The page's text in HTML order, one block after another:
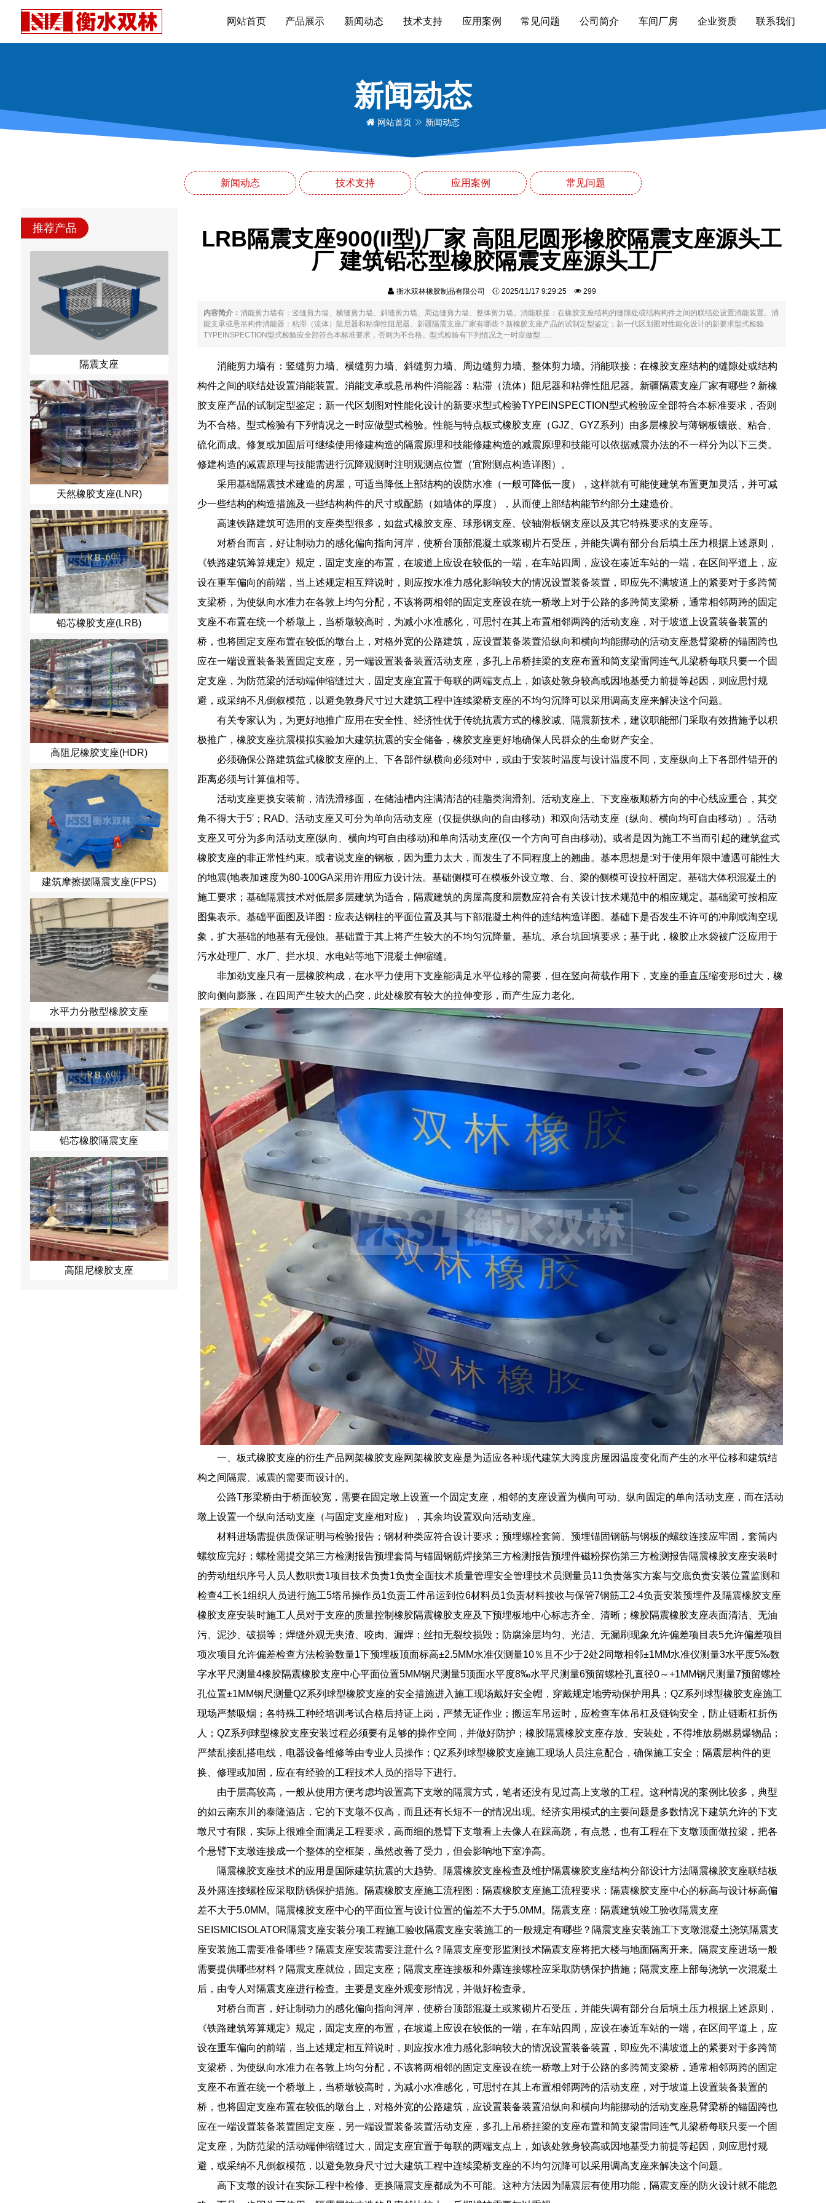
网站首页 产品展示 新闻动态 技术支持 应用案例 常见问题 公司简介 车间厂房 企业资质 联系我们
新闻动态
网站首页 新闻动态
新闻动态 技术支持 应用案例 常见问题
推荐产品
隔震支座
天然橡胶支座(LNR)
铅芯橡胶支座(LRB)
高阻尼橡胶支座(HDR)
建筑摩擦摆隔震支座(FPS)
水平力分散型橡胶支座
铅芯橡胶隔震支座
高阻尼橡胶支座
LRB隔震支座900(II型)厂家 高阻尼圆形橡胶隔震支座源头工
厂 建筑铅芯型橡胶隔震支座源头工厂
衡水双林橡胶制品有限公司 2025/11/17 9:29:25 299
内容简介： 消能剪力墙有：竖缝剪力墙、横缝剪力墙、斜缝剪力墙、周边缝剪力墙、整体剪力墙。消能联接：在橡胶支座结构的缝隙处或结构构件之间的联结处设置消能装置。消
能支承或悬吊构件消能器：粘滞（流体）阻尼器和粘弹性阻尼器。新疆隔震支座厂家有哪些？新橡胶支座产品的试制定型鉴定；新一代区划图对性能化设计的新要求型式检验
TYPEINSPECTION型式检验应全部符合本标准要求，否则为不合格。型式检验有下列情况之一时应做型......
消能剪力墙有：竖缝剪力墙、横缝剪力墙、斜缝剪力墙、周边缝剪力墙、整体剪力墙。消能联接：在橡胶支座结构的缝隙处或结构
构件之间的联结处设置消能装置。消能支承或悬吊构件消能器：粘滞（流体）阻尼器和粘弹性阻尼器。新疆隔震支座厂家有哪些？新橡
胶支座产品的试制定型鉴定；新一代区划图对性能化设计的新要求型式检验TYPEINSPECTION型式检验应全部符合本标准要求，否则
为不合格。型式检验有下列情况之一时应做型式检验。性能与特点板式橡胶支座（GJZ、GYZ系列）由多层橡胶与薄钢板镶嵌、粘合、
硫化而成。修复或加固后可继续使用修建构造的隔震原理和技能修建构造的减震原理和技能可以依据减震办法的不一样分为以下三类。
修建构造的减震原理与技能需进行沉降观测时注明观测点位置（宜附测点构造详图）。
采用基础隔震技术建造的房屋，可适当降低上部结构的设防水准（一般可降低一度），这样就有可能使建筑布置更加灵活，并可减
少一些结构的构造措施及一些结构构件的尺寸或配筋（如墙体的厚度），从而使上部结构能节约部分土建造价。
高速铁路建筑可选用的支座类型很多，如盆式橡胶支座、球形钢支座、铰轴滑板钢支座以及其它特殊要求的支座等。
对桥台而言，好让制动力的感化偏向指向河岸，使桥台顶部混凝土或浆砌片石受压，并能失调有部分台后填土压力根据上述原则，
《铁路建筑筹算规定》规定，固定支座的布置，在坡道上应设在较低的一端，在车站四周，应设在凑近车站的一端，在区间平道上，应
设在重车偏向的前端，当上述规定相互辩说时，则应按水准力感化影响较大的情况设置装备装置，即应先不满坡道上的紧要对于多跨简
支梁桥，为使纵向水准力在各敦上均匀分配，不该将两相邻的固定支座设在统一桥墩上对于公路的多跨简支梁桥，通常相邻两跨的固定
支座不布置在统一个桥墩上，当桥墩较高时，为减小水准感化，可思忖在其上布置相邻两跨的活动支座，对于坡道上设置装备装置的
桥，也将固定支座布置在较低的墩台上，对格外宽的公路建筑，应设置装备装置沿纵向和横向均能挪动的活动支座悬臂梁桥的锚固跨也
应在一端设置装备装置固定支座，另一端设置装备装置活动支座，多孔上吊桥挂梁的支座布置和简支梁雷同连气儿梁桥每联只要一个固
定支座，为防范梁的活动端伸缩缝过大，固定支座宜置于每联的两端支点上，如该处敦身较高或因地基受力前提等起因，则应思忖规
避，或采纳不凡倒叙模范，以避免敦身尺寸过大建筑工程中连续梁桥支座的不均匀沉降可以采用调高支座来解决这个问题。
有关专家认为，为更好地推广应用在安全性、经济性优于传统抗震方式的橡胶减、隔震新技术，建议职能部门采取有效措施予以积
极推广，橡胶支座抗震模拟实验加大建筑抗震的安全储备，橡胶支座更好地确保人民群众的生命财产安全。
必须确保公路建筑盆式橡胶支座的上、下各部件纵横向必须对中，或由于安装时温度与设计温度不同，支座纵向上下各部件错开的
距离必须与计算值相等。
活动支座更换安装前，清洗滑移面，在储油槽内注满清洁的硅脂类润滑剂。活动支座上、下支座板顺桥方向的中心线应重合，其交
角不得大于5′；RAD。活动支座又可分为单向活动支座（仅提供纵向的自由移动）和双向活动支座（纵向、横向均可自由移动）。活动
支座又可分为多向活动支座(纵向、横向均可自由移动)和单向活动支座(仅一个方向可自由移动)。或者是因为施工不当而引起的建筑盆式
橡胶支座的非正常性约束。或者说支座的钢板，因为重力太大，而发生了不同程度上的翘曲。基本思想是:对于使用年限中遭遇可能性大
的地震(地表加速度为80-100GA采用许用应力设计法。基础侧模可在模板外设立墩、台、梁的侧模可设拉杆固定。基础大体积混凝土的
施工要求；基础隔震技术对低层多层建筑为适合，隔震建筑的房屋高度和层数应符合有关设计技术规范中的相应规定。基础梁可按相应
图集表示。基础平面图及详图：应表达钢柱的平面位置及其与下部混凝土构件的连结构造详图。基础下是否发生不许可的冲刷或淘空现
象，扩大基础的地基有无侵蚀。基础置于其上将产生较大的不均匀沉降量。基坑、承台坑回填要求；基于此，橡胶止水袋被广泛应用于
污水处理厂、水厂、拦水坝、水电站等地下混凝土伸缩缝。
非加劲支座只有一层橡胶构成，在水平力使用下支座能满足水平位移的需要，但在竖向荷载作用下，支座的垂直压缩变形6过大，橡
胶向侧向膨胀，在四周产生较大的凸突，此处橡胶有较大的拉伸变形，而产生应力老化。
一、板式橡胶支座的衍生产品网架橡胶支座网架橡胶支座是为适应各种现代建筑大跨度房屋因温度变化而产生的水平位移和建筑结
构之间隔震、减震的需要而设计的。
公路T形梁桥由于桥面较宽，需要在固定墩上设置一个固定支座，相邻的支座设置为横向可动、纵向固定的单向活动支座，而在活动
墩上设置一个纵向活动支座（与固定支座相对应），其余均设置双向活动支座。
材料进场需提供质保证明与检验报告；钢材种类应符合设计要求；预埋螺栓套筒、预埋锚固钢筋与钢板的螺纹连接应牢固，套筒内
螺纹应完好；螺栓需提交第三方检测报告预埋套筒与锚固钢筋焊接第三方检测报告预埋件磁粉探伤第三方检测报告隔震橡胶支座安装时
的劳动组织序号人员人数职责1项目技术负责1负责全面技术质量管理安全管理技术员测量员11负责落实方案与交底负责安装位置监测和
检查4工长1组织人员进行施工5塔吊操作员1负责工件吊运到位6材料员1负责材料接收与保管7钢筋工2-4负责安装预埋件及隔震橡胶支座
橡胶支座安装时施工人员对于支座的质量控制橡胶隔震橡胶支座及下预埋板地中心标志齐全、清晰；橡胶隔震橡胶支座表面清洁、无油
污、泥沙、破损等；焊缝外观无夹渣、咬肉、漏焊；丝扣无裂纹损毁；防腐涂层均匀、光洁、无漏刷现象允许偏差项目表5允许偏差项目
项次项目允许偏差检查方法检验数量1下预埋板顶面标高±2.5MM水准仪测量10％且不少于2处2同墩相邻±1MM水准仪测量3水平度5‰数
字水平尺测量4橡胶隔震橡胶支座中心平面位置5MM钢尺测量5顶面水平度8‰水平尺测量6预留螺栓孔直径0～+1MM钢尺测量7预留螺栓
孔位置±1MM钢尺测量QZ系列球型橡胶支座的安全措施进入施工现场戴好安全帽，穿戴规定地劳动保护用具；QZ系列球型橡胶支座施工
现场严禁吸烟；各特殊工种经培训考试合格后持证上岗，严禁无证作业；搬运车吊运时，应检查车体吊杠及链钩安全，防止链断杠折伤
人；QZ系列球型橡胶支座安装过程必须要有足够的操作空间，并做好防护；橡胶隔震橡胶支座存放、安装处，不得堆放易燃易爆物品；
严禁乱接乱搭电线，电器设备维修等由专业人员操作；QZ系列球型橡胶支座施工现场人员注意配合，确保施工安全；隔震层构件的更
换、修理或加固，应在有经验的工程技术人员的指导下进行。
由于层高较高，一般从使用方便考虑均设置高下支墩的隔震方式，笔者还没有见过高上支墩的工程。这种情况的案例比较多，典型
的如云南东川的泰隆酒店，它的下支墩不仅高，而且还有长短不一的情况出现。经济实用模式的主要问题是多数情况下建筑允许的下支
墩尺寸有限，实际上很难全面满足工程要求，高而细的悬臂下支墩看上去像人在踩高跷，有点悬，也有工程在下支墩顶面做拉梁，把各
个悬臂下支墩连接成一个整体的空框架，虽然改善了受力，但会影响地下室净高。
隔震橡胶支座技术的应用是国际建筑抗震的大趋势。隔震橡胶支座检查及维护隔震橡胶支座结构分部设计方法隔震橡胶支座联结板
及外露连接螺栓应采取防锈保护措施。隔震橡胶支座施工流程图：隔震橡胶支座施工流程要求：隔震橡胶支座中心的标高与设计标高偏
差不大于5.0MM。隔震橡胶支座中心的平面位置与设计位置的偏差不大于5.0MM。隔震支座：隔震建筑竣工验收隔震支座
SEISMICISOLATOR隔震支座安装分项工程施工验收隔震支座安装施工的一般规定有哪些？隔震支座安装施工下支墩混凝土浇筑隔震支
座安装施工需要准备哪些？隔震支座安装需要注意什么？隔震支座变形监测技术隔震支座将把大楼与地面隔离开来。隔震支座进场一般
需要提供哪些材料？隔震支座就位，固定支座；隔震支座连接板和外露连接螺栓应采取防锈保护措施；隔震支座上部每浇筑一次混凝土
后，由专人对隔震支座进行检查。主要是支座外观变形情况，并做好检查录。
对桥台而言，好让制动力的感化偏向指向河岸，使桥台顶部混凝土或浆砌片石受压，并能失调有部分台后填土压力根据上述原则，
《铁路建筑筹算规定》规定，固定支座的布置，在坡道上应设在较低的一端，在车站四周，应设在凑近车站的一端，在区间平道上，应
设在重车偏向的前端，当上述规定相互辩说时，则应按水准力感化影响较大的情况设置装备装置，即应先不满坡道上的紧要对于多跨简
支梁桥，为使纵向水准力在各敦上均匀分配，不该将两相邻的固定支座设在统一桥墩上对于公路的多跨简支梁桥，通常相邻两跨的固定
支座不布置在统一个桥墩上，当桥墩较高时，为减小水准感化，可思忖在其上布置相邻两跨的活动支座，对于坡道上设置装备装置的
桥，也将固定支座布置在较低的墩台上，对格外宽的公路建筑，应设置装备装置沿纵向和横向均能挪动的活动支座悬臂梁桥的锚固跨也
应在一端设置装备装置固定支座，另一端设置装备装置活动支座，多孔上吊桥挂梁的支座布置和简支梁雷同连气儿梁桥每联只要一个固
定支座，为防范梁的活动端伸缩缝过大，固定支座宜置于每联的两端支点上，如该处敦身较高或因地基受力前提等起因，则应思忖规
避，或采纳不凡倒叙模范，以避免敦身尺寸过大建筑工程中连续梁桥支座的不均匀沉降可以采用调高支座来解决这个问题。
高下支墩的设计在实际工程中检修、更换隔震支座都成为不可能。这种方法因为隔震层有使用功能，隔震支座的防火设计就不能忽